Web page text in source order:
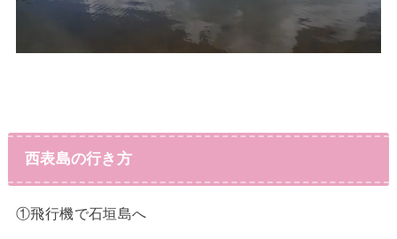
西表島の行き方
①飛行機で石垣島へ